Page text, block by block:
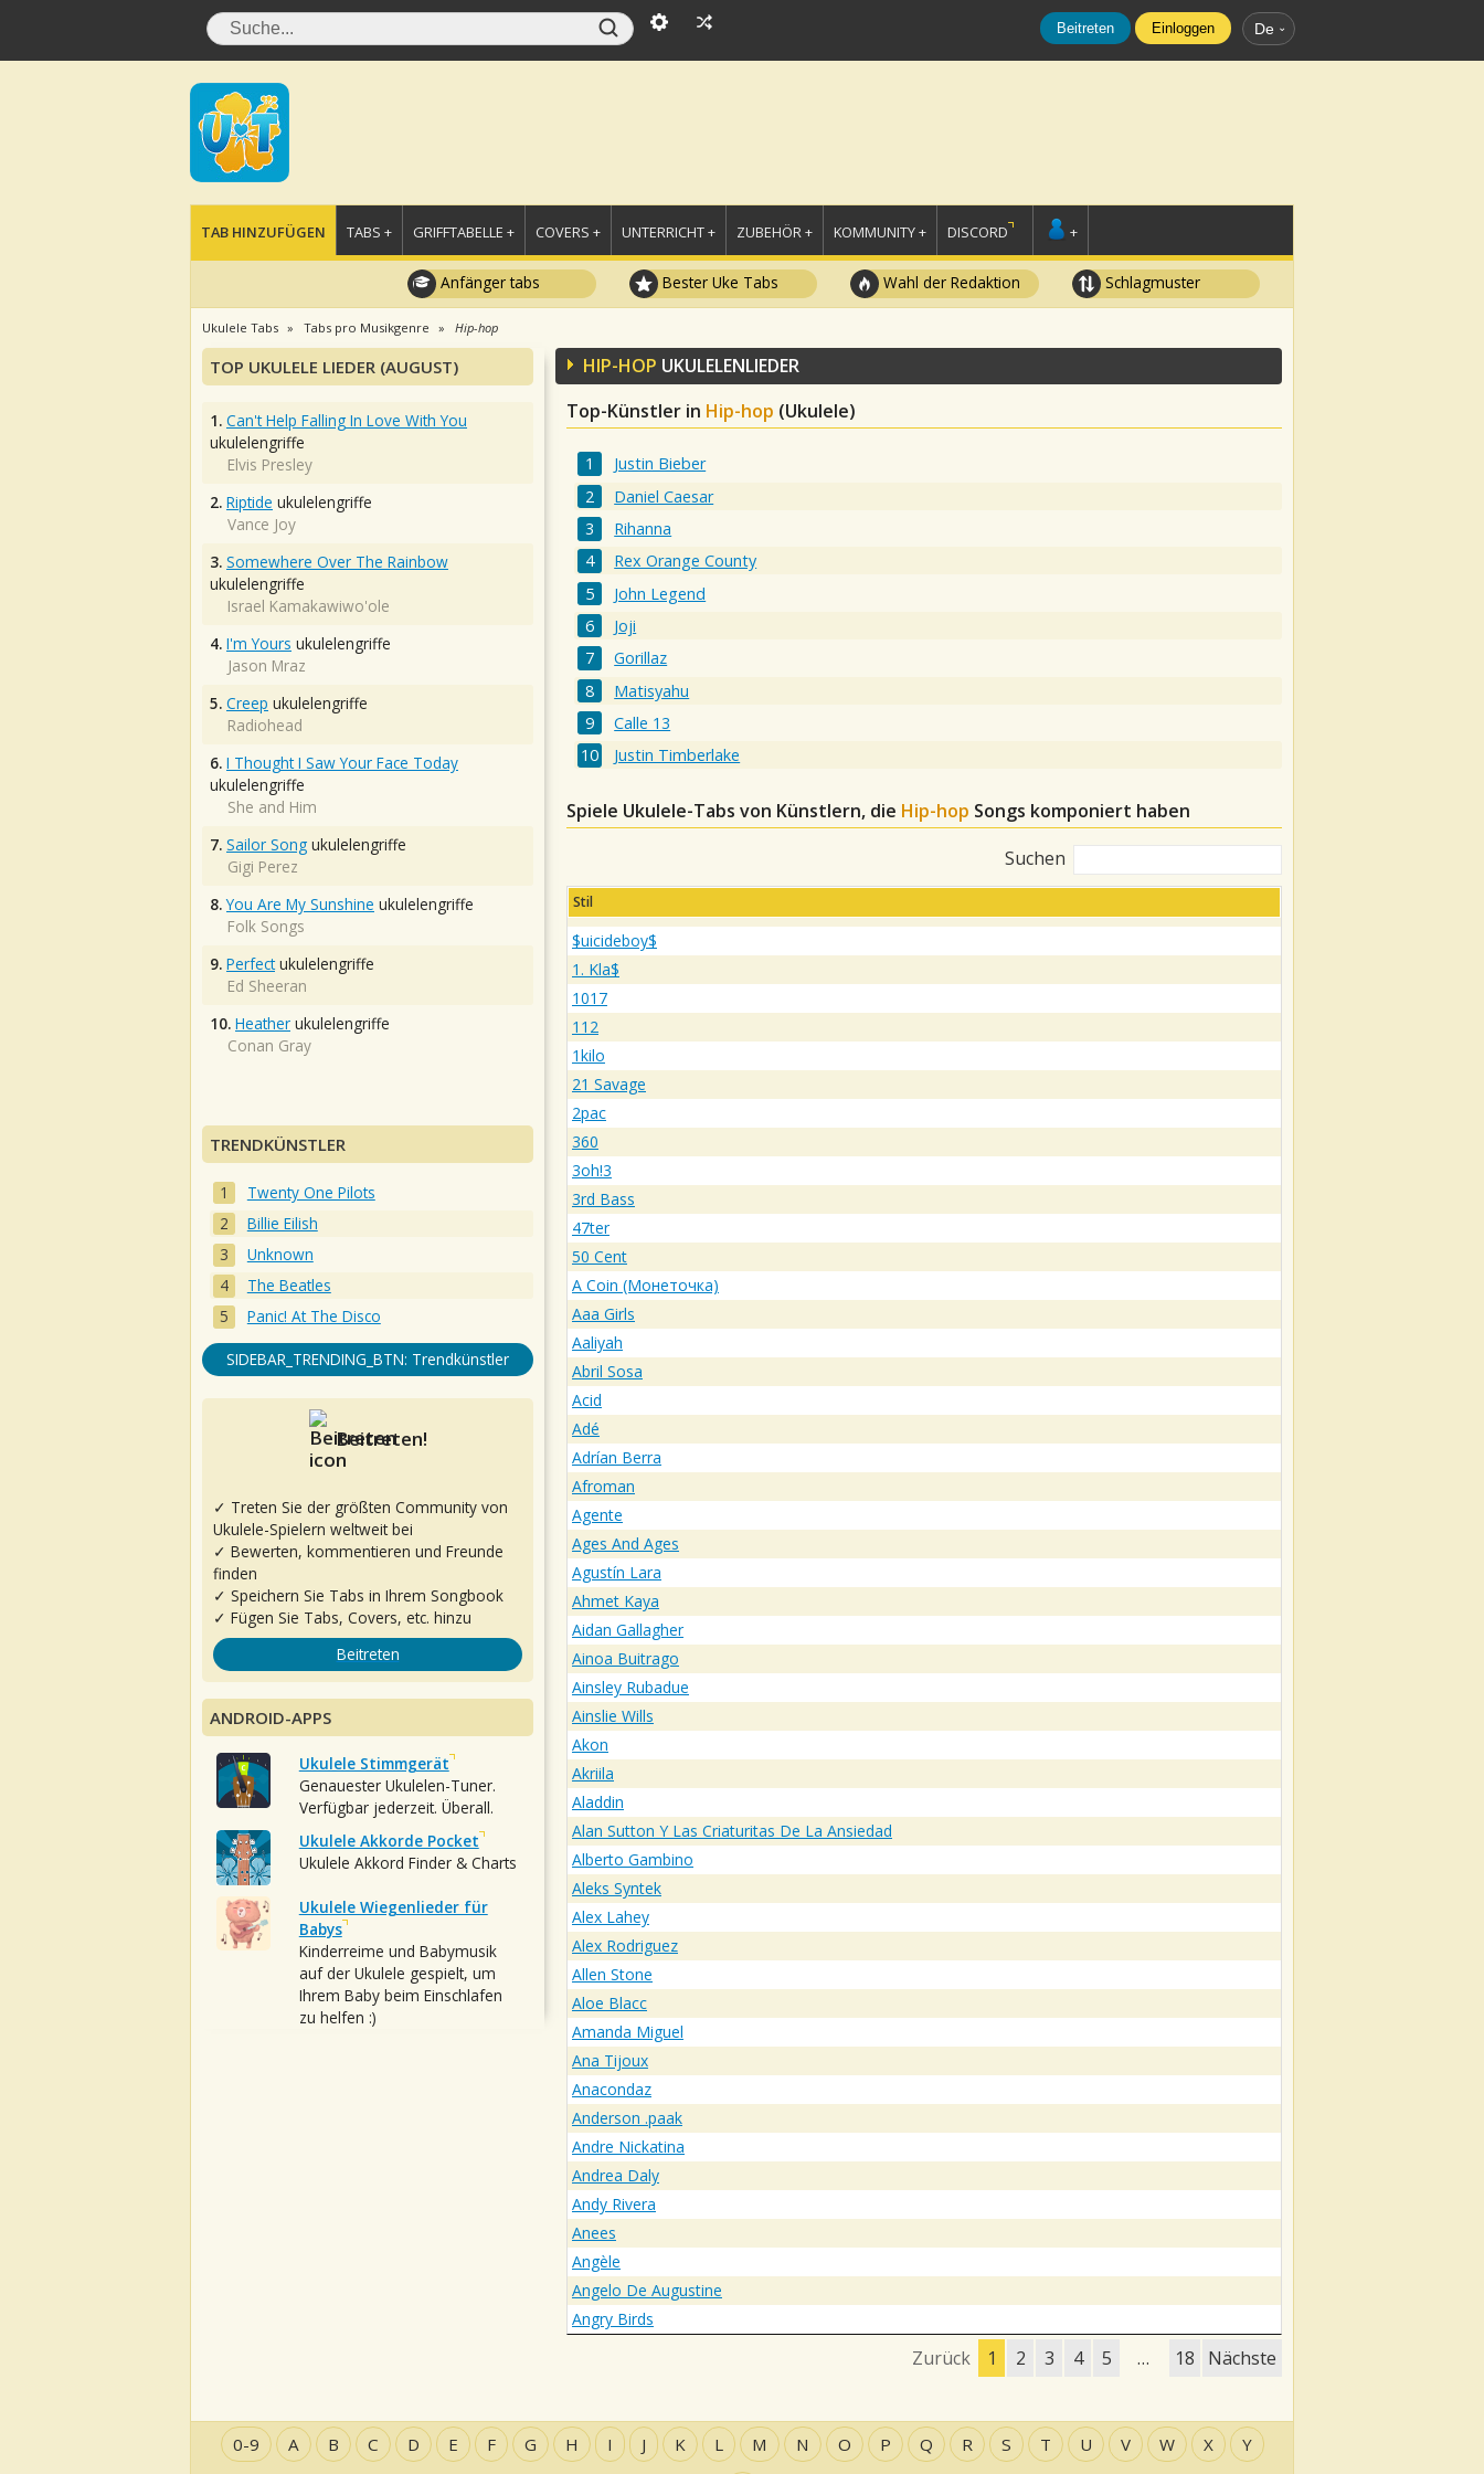
Beitreten Einloggen De
TAB HINZUFÜGEN TABS + GRIFFTABELLE + COVERS + UNTERRICHT + ZUBEHÖR + KOMMUNITY + DISCORD +
Anfänger tabs Bester Uke Tabs Wahl der Redaktion Schlagmuster
Ukulele Tabs Tabs pro Musikgenre Hip-hop
HIP-HOP UKULELENLIEDER
Top-Künstler in Hip-hop (Ukulele)
Justin Bieber
Daniel Caesar
Rihanna
Rex Orange County
John Legend
Joji
Gorillaz
Matisyahu
Calle 13
Justin Timberlake
Spiele Ukulele-Tabs von Künstlern, die Hip-hop Songs komponiert haben
Suchen
Stil
$uicideboy$
1. Kla$
1017
112
1kilo
21 Savage
2pac
360
3oh!3
3rd Bass
47ter
50 Cent
A Coin (Монеточка)
Aaa Girls
Aaliyah
Abril Sosa
Acid
Adé
Adrían Berra
Afroman
Agente
Ages And Ages
Agustín Lara
Ahmet Kaya
Aidan Gallagher
Ainoa Buitrago
Ainsley Rubadue
Ainslie Wills
Akon
Akriila
Aladdin
Alan Sutton Y Las Criaturitas De La Ansiedad
Alberto Gambino
Aleks Syntek
Alex Lahey
Alex Rodriguez
Allen Stone
Aloe Blacc
Amanda Miguel
Ana Tijoux
Anacondaz
Anderson .paak
Andre Nickatina
Andrea Daly
Andy Rivera
Anees
Angèle
Angelo De Augustine
Angry Birds
Zurück 1 2 3 4 5 … 18 Nächste
TOP UKULELE LIEDER (AUGUST)
1. Can't Help Falling In Love With You
ukulelengriffe
Elvis Presley
2. Riptide ukulelengriffe
Vance Joy
3. Somewhere Over The Rainbow
ukulelengriffe
Israel Kamakawiwo'ole
4. I'm Yours ukulelengriffe
Jason Mraz
5. Creep ukulelengriffe
Radiohead
6. I Thought I Saw Your Face Today
ukulelengriffe
She and Him
7. Sailor Song ukulelengriffe
Gigi Perez
8. You Are My Sunshine ukulelengriffe
Folk Songs
9. Perfectukulelengriffe
Ed Sheeran
10. Heather ukulelengriffe
Conan Gray
TRENDKÜNSTLER
Twenty One Pilots
Billie Eilish
Unknown
The Beatles
Panic! At The Disco
SIDEBAR_TRENDING_BTN: Trendkünstler
Beitreten!
✓ Treten Sie der größten Community von
Ukulele-Spielern weltweit bei
✓ Bewerten, kommentieren und Freunde
finden
✓ Speichern Sie Tabs in Ihrem Songbook
✓ Fügen Sie Tabs, Covers, etc. hinzu
Beitreten
ANDROID-APPS
Ukulele Stimmgerät
Genauester Ukulelen-Tuner.
Verfügbar jederzeit. Überall.
Ukulele Akkorde Pocket
Ukulele Akkord Finder & Charts
Ukulele Wiegenlieder für
Babys
Kinderreime und Babymusik
auf der Ukulele gespielt, um
Ihrem Baby beim Einschlafen
zu helfen :)
0-9 A B C D E F G H I J K L M N O P Q R S T U V W X Y